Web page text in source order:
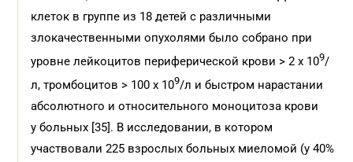
клеток в группе из 18 детей с различными
злокачественными опухолями было собрано при
уровне лейкоцитов периферической крови > 2 х 109/
л, тромбоцитов > 100 х 109/л и быстром нарастании
абсолютного и относительного моноцитоза крови
у больных [35]. В исследовании, в котором
участвовали 225 взрослых больных миеломой (у 40%